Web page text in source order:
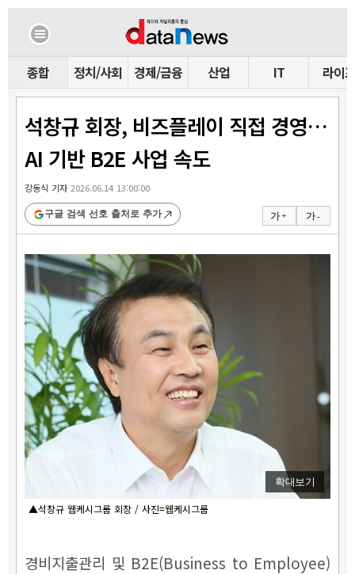
종합 정치/사회 경제/금융 산업 IT 라이프
석창규 회장, 비즈플레이 직접 경영…
AI 기반 B2E 사업 속도
강동식 기자2026.06.14 13:00:00
가 + 가 -
구글 검색 선호 출처로 추가
확대보기
▲석창규 웹케시그룹 회장 / 사진=웹케시그룹
경비지출관리 및 B2E(Business to Employee)